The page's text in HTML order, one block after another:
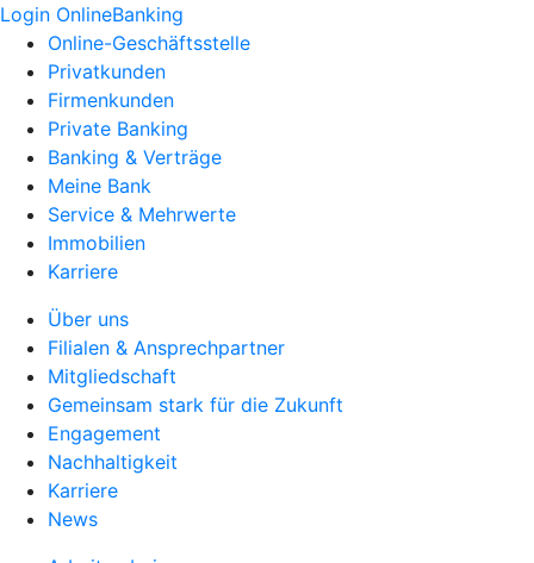
Login OnlineBanking
Online-Geschäftsstelle
Privatkunden
Firmenkunden
Private Banking
Banking & Verträge
Meine Bank
Service & Mehrwerte
Immobilien
Karriere
Über uns
Filialen & Ansprechpartner
Mitgliedschaft
Gemeinsam stark für die Zukunft
Engagement
Nachhaltigkeit
Karriere
News